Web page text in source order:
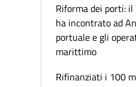
Riforma dei porti:
ha incontrato ad
portuale e gli
marittimo
Rifinanziati i 100